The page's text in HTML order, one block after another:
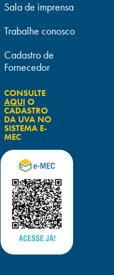
Sala de imprensa
Trabalhe conosco
Cadastro de
Fornecedor
CONSULTE
AQUIO
CADASTRO
DA UVA NO
SISTEMA E-
MEC